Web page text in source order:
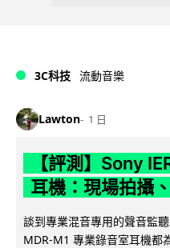
3C科技 流動音樂
Lawton 1 日
【評測】Sony
耳機：現場拍攝
談到專業混音專用的聲音監
MDR-M1 專業錄音室耳機都